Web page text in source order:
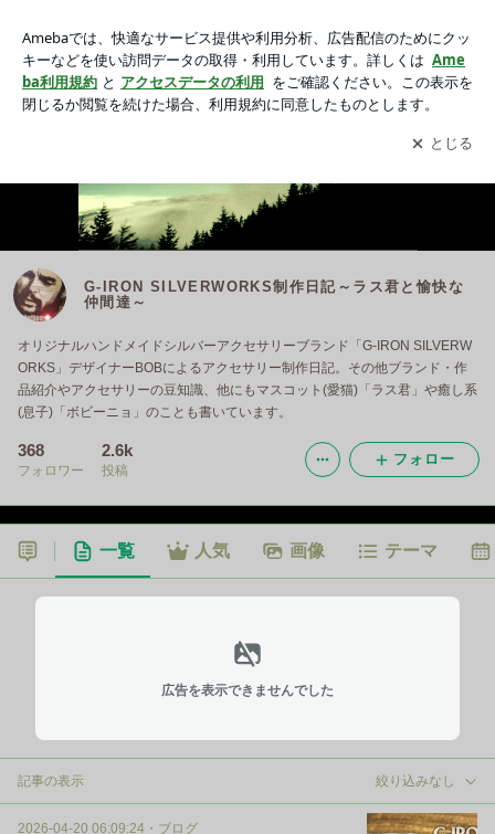
アプリをダウンロードして ブログの更新通知
を受け取りまし
ょう。
開く
G-IRON SILVERWORKS制作日記～ラス君と愉快な
仲間達～
オリジナルハンドメイドシルバーアクセサリーブランド「G-IRON SILVERW
ORKS」デザイナーBOBによるアクセサリー制作日記。その他ブランド・作
品紹介やアクセサリーの豆知識、他にもマスコット(愛猫)「ラス君」や癒し系
(息子)「ボビーニョ」のことも書いています。
368
フォロワー
2.6k
投稿
フォロー
一覧 人気 画像 テーマ
広告を表示できませんでした
記事の表示 絞り込みなし
2026-04-20 06:09:24 ・ ブログ